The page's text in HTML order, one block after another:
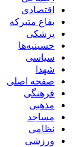
اقتصادی
بقاع متبرکه
پزشکی
حسینیه‌ها
سیاسی
شهدا
صفحه اصلی
فرهنگی
مذهبی
مساجد
نظامی
ورزشی